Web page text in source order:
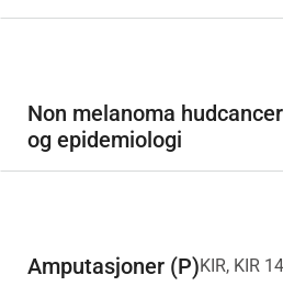
Non melanoma
og epidemiologi
Amputasjoner (P)KIR, KIR